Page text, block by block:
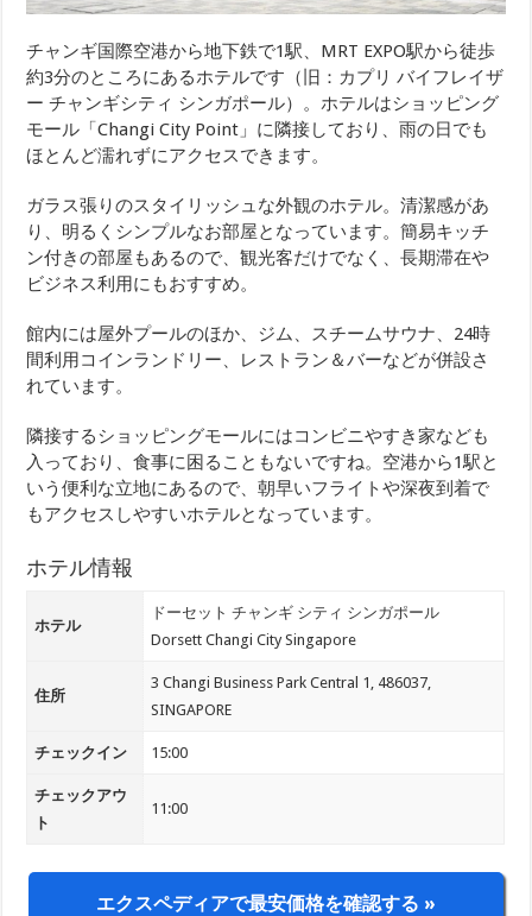
チャンギ国際空港から地下鉄で1駅、MRT EXPO駅から徒歩
約3分のところにあるホテルです（旧：カプリ バイフレイザ
ー チャンギシティ シンガポール）。ホテルはショッピング
モール「Changi City Point」に隣接しており、雨の日でも
ほとんど濡れずにアクセスできます。
ガラス張りのスタイリッシュな外観のホテル。清潔感があ
り、明るくシンプルなお部屋となっています。簡易キッチ
ン付きの部屋もあるので、観光客だけでなく、長期滞在や
ビジネス利用にもおすすめ。
館内には屋外プールのほか、ジム、スチームサウナ、24時
間利用コインランドリー、レストラン＆バーなどが併設さ
れています。
隣接するショッピングモールにはコンビニやすき家なども
入っており、食事に困ることもないですね。空港から1駅と
いう便利な立地にあるので、朝早いフライトや深夜到着で
もアクセスしやすいホテルとなっています。
ホテル情報
ホテル
ドーセット チャンギ シティ シンガポール
Dorsett Changi City Singapore
住所
3 Changi Business Park Central 1, 486037,
SINGAPORE
チェックイン 15:00
チェックアウ
ト
11:00
エクスペディアで最安価格を確認する »